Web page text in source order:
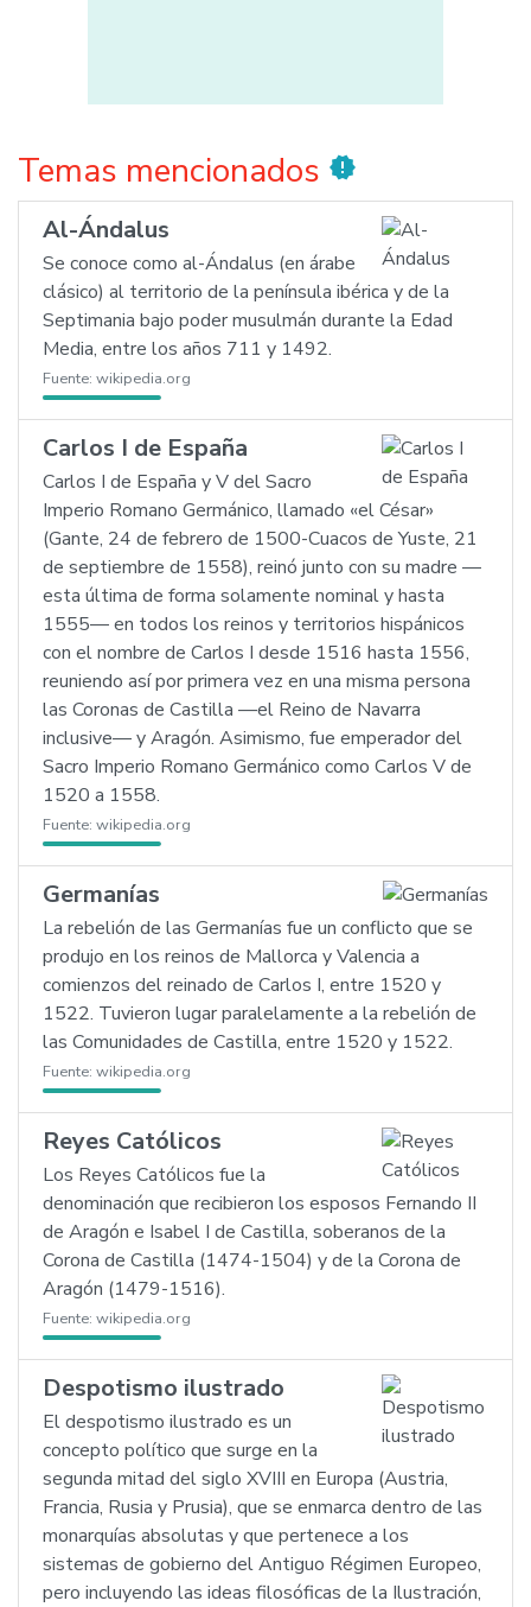
Temas mencionados new_releases
Al-Ándalus
Se conoce como al-Ándalus (en árabe
clásico) al territorio de la península ibérica y de la
Septimania bajo poder musulmán durante la Edad
Media, entre los años 711 y 1492.
Fuente: wikipedia.org
Carlos I de España
Carlos I de España y V del Sacro
Imperio Romano Germánico, llamado «el César»
(Gante, 24 de febrero de 1500-Cuacos de Yuste, 21
de septiembre de 1558), reinó junto con su madre —
esta última de forma solamente nominal y hasta
1555— en todos los reinos y territorios hispánicos
con el nombre de Carlos I desde 1516 hasta 1556,
reuniendo así por primera vez en una misma persona
las Coronas de Castilla —el Reino de Navarra
inclusive— y Aragón. Asimismo, fue emperador del
Sacro Imperio Romano Germánico como Carlos V de
1520 a 1558.
Fuente: wikipedia.org
Germanías
La rebelión de las Germanías fue un conflicto que se
produjo en los reinos de Mallorca y Valencia a
comienzos del reinado de Carlos I, entre 1520 y
1522. Tuvieron lugar paralelamente a la rebelión de
las Comunidades de Castilla, entre 1520 y 1522.
Fuente: wikipedia.org
Reyes Católicos
Los Reyes Católicos fue la
denominación que recibieron los esposos Fernando II
de Aragón e Isabel I de Castilla, soberanos de la
Corona de Castilla (1474-1504) y de la Corona de
Aragón (1479-1516).
Fuente: wikipedia.org
Despotismo ilustrado
El despotismo ilustrado es un
concepto político que surge en la
segunda mitad del siglo XVIII en Europa (Austria,
Francia, Rusia y Prusia), que se enmarca dentro de las
monarquías absolutas y que pertenece a los
sistemas de gobierno del Antiguo Régimen Europeo,
pero incluyendo las ideas filosóficas de la Ilustración,